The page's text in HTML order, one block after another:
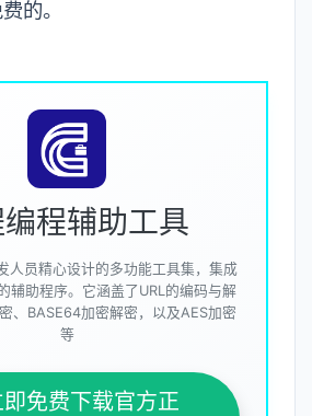
的。
程辅助工具
人员精心设计的多功能工具集，集成
辅助程序。它涵盖了URL的编码与解
、BASE64加密解密，以及AES加密
等
即免费下载官方正